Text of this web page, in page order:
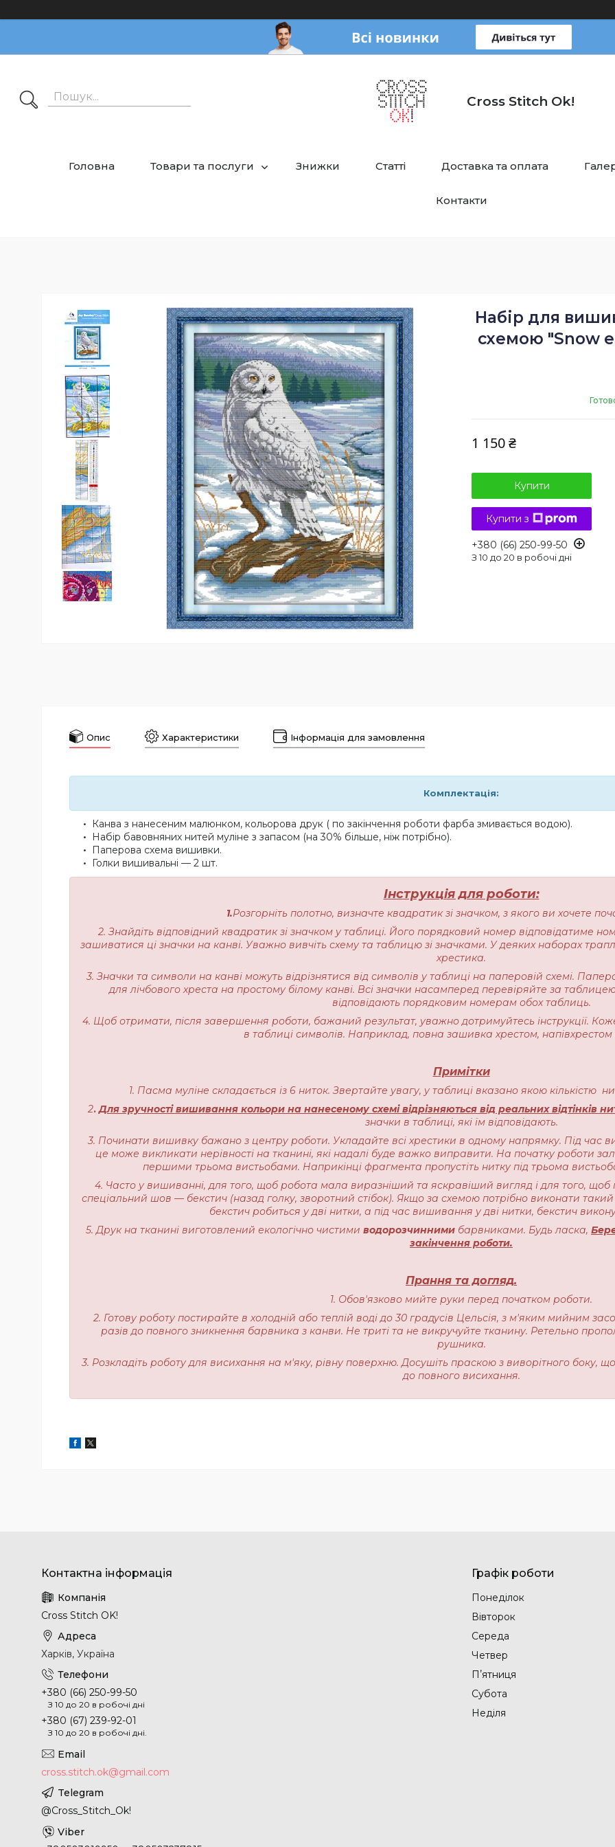
Cross Stitch Ok!
Головна Товари та послуги Знижки Статті Доставка та оплата
Контакти
Набір для
схемою "Snow
1 150 ₴
Купити
Купити з
+380 (66) 250-99-50
З 10 до 20 в робочі дні
Опис Характеристики Інформація для замовлення
Комплектація:
Канва з нанесеним малюнком, кольорова друк ( по закінчення роботи фарба змивається водою).
Набір бавовняних нитей муліне з запасом (на 30% більше, ніж потрібно).
Паперова схема вишивки.
Голки вишивальні — 2 шт.
Інструкція для роботи:
1.Розгорніть полотно, визначте квадратик зі значком, з якого ви хочете
2. Знайдіть відповідний квадратик зі значком у таблиці. Його порядковий номер відповідатиме
зашиватися ці значки на канві. Уважно вивчіть схему та таблицю зі значками. У деяких наборах
хрестика.
3. Значки та символи на канві можуть відрізнятися від символів у таблиці на паперовій схемі.
для лічбового хреста на простому білому канві. Всі значки насамперед перевіряйте за
відповідають порядковим номерам обох таблиць.
4. Щоб отримати, після завершення роботи, бажаний результат, уважно дотримуйтесь інструкції.
в таблиці символів. Наприклад, повна зашивка хрестом, напівхрестом
Примітки
1. Пасма муліне складається із 6 ниток. Звертайте увагу, у таблиці вказано якою кількістю
2.Для зручності вишивання кольори на нанесеному схемі відрізняються від реальних відтінків
значки в таблиці, які їм відповідають.
3. Починати вишивку бажано з центру роботи. Укладайте всі хрестики в одному напрямку. Під час
це може викликати нерівності на тканині, які надалі буде важко виправити. На початку роботи
першими трьома вистьобами. Наприкінці фрагмента пропустіть нитку під трьома
4. Часто у вишиванні, для того, щоб робота мала виразніший та яскравіший вигляд і для того, щоб
спеціальний шов — бекстич (назад голку, зворотний стібок). Якщо за схемою потрібно виконати
бекстич робиться у дві нитки, а під час вишивання у дві нитки, бекстич
5. Друк на тканині виготовлений екологічно чистими водорозчинними барвниками. Будь ласка,
закінчення роботи.
Прання та догляд.
1. Обов'язково мийте руки перед початком роботи.
2. Готову роботу постирайте в холодній або теплій воді до 30 градусів Цельсія, з м'яким мийним
разів до повного зникнення барвника з канви. Не триті та не викручуйте тканину. Ретельно
рушника.
3. Розкладіть роботу для висихання на м'яку, рівну поверхню. Досушіть праскою з виворітного боку,
до повного висихання.
Cross Stitch OK!
Харків, Україна
+380 (66) 250-99-50
З 10 до 20 в робочі дні
+380 (67) 239-92-01
З 10 до 20 в робочі дні.
cross.stitch.ok@gmail.com
@Cross_Stitch_Ok!
Графік роботи
Понеділок
Вівторок
Середа
Четвер
Пʼятниця
Субота
Неділя